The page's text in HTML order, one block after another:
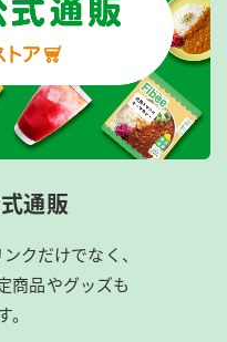
通販
クだけでなく、
商品やグッズも